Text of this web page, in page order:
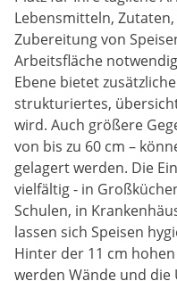
Lebensmitteln,
Zubereitung von
Arbeitsfläche
Ebene bietet
strukturiertes,
wird. Auch größere
von bis zu 60 cm –
gelagert werden. Die
vielfältig - in
Schulen, in
lassen sich Speisen
Hinter der 11 cm
werden Wände und die